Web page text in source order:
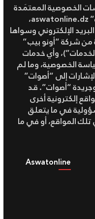
الخصوصية المعتمَدة
في جريدة “أصوات” وموقع “أصوات” aswatonline.dz،
الإلكتروني وسواها
شركة “أونو بيب”
وأي خدمات
الخصوصية، وما لم
إلى “أصوات”
“أصوات”. قد
إلكترونية أخرى
في ما يتعلق
المواقع، أو في ما
Aswatonline